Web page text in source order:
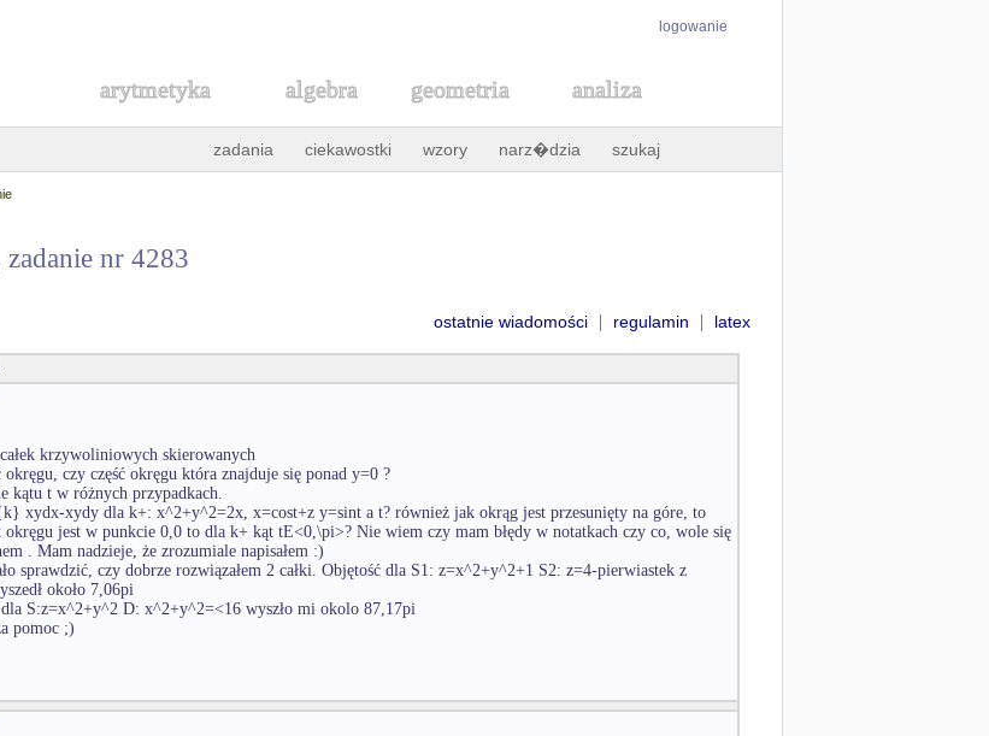
logowanie
arytmetyka algebra geometria analiza
zadania ciekawostki wzory narz�dzia szukaj
nr 4283
ostatnie wiadomości | regulamin | latex
krzywoliniowych skierowanych
okręgu, czy część okręgu która znajduje się ponad y=0 ?
kątu t w różnych przypadkach.
xydx-xydy dla k+: x^2+y^2=2x, x=cost+z y=sint a t? również jak okrąg jest przesunięty na góre, to
okręgu jest w punkcie 0,0 to dla k+ kąt tE<0,\pi>? Nie wiem czy mam błędy w notatkach czy co, wole się
. Mam nadzieje, że zrozumiale napisałem :)
sprawdzić, czy dobrze rozwiązałem 2 całki. Objętość dla S1: z=x^2+y^2+1 S2: z=4-pierwiastek z
około 7,06pi
S:z=x^2+y^2 D: x^2+y^2=<16 wyszło mi okolo 87,17pi
pomoc ;)